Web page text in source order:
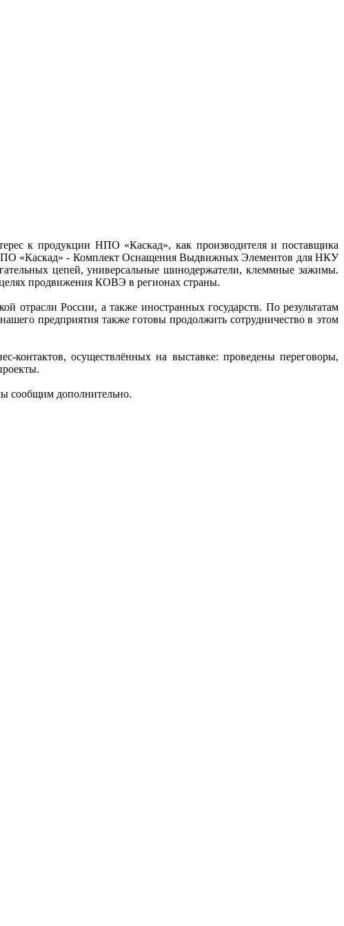
к продукции НПО «Каскад», как производителя и поставщика
«Каскад» - Комплект Оснащения Выдвижных Элементов для НКУ
цепей, универсальные шинодержатели, клеммные зажимы.
продвижения КОВЭ в регионах страны.
отрасли России, а также иностранных государств. По результатам
предприятия также готовы продолжить сотрудничество в этом
контактов, осуществлённых на выставке: проведены переговоры,
сообщим дополнительно.